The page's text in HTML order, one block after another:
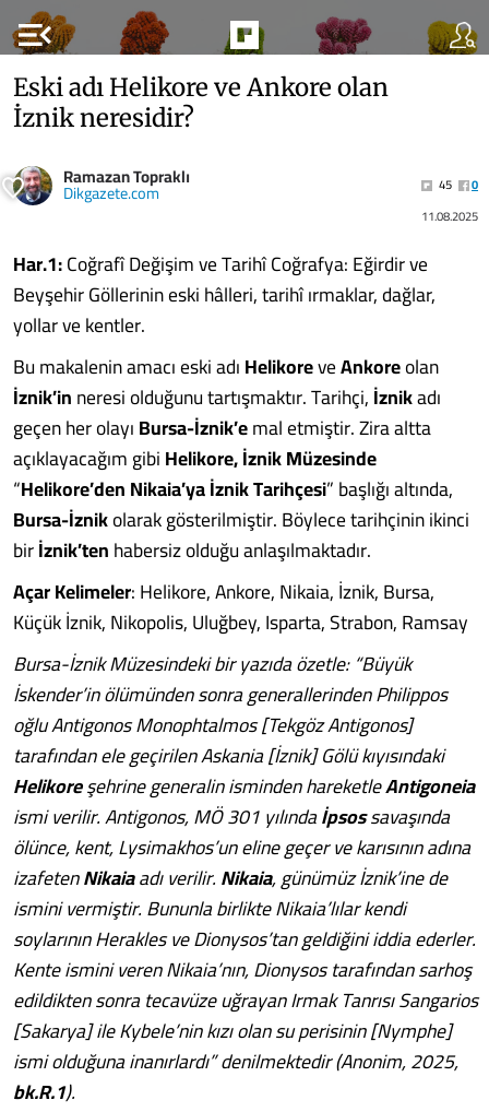
menu_open
Eski adı Helikore ve Ankore olan
İznik neresidir?
Ramazan Topraklı
Dikgazete.com 45
0
11.08.2025
Har.1:Coğrafî Değişim ve Tarihî Coğrafya: Eğirdir ve
Beyşehir Göllerinin eski hâlleri, tarihî ırmaklar, dağlar,
yollar ve kentler.
Bu makalenin amacı eski adıHelikoreveAnkoreolan
İznik’inneresi olduğunu tartışmaktır. Tarihçi,İznikadı
geçen her olayıBursa-İznik’emal etmiştir. Zira altta
açıklayacağım gibiHelikore, İznik Müzesinde
“Helikore’den Nikaia’ya İznik Tarihçesi” başlığı altında,
Bursa-İznikolarak gösterilmiştir. Böylece tarihçinin ikinci
birİznik’tenhabersiz olduğu anlaşılmaktadır.
Açar Kelimeler: Helikore, Ankore, Nikaia, İznik, Bursa,
Küçük İznik, Nikopolis, Uluğbey, Isparta, Strabon, Ramsay
Bursa-İznik Müzesindeki bir yazıda özetle: “Büyük
İskender’in ölümünden sonra generallerinden Philippos
oğlu Antigonos Monophtalmos [Tekgöz Antigonos]
tarafından ele geçirilen Askania [İznik] Gölü kıyısındaki
Helikoreşehrine generalin isminden hareketleAntigoneia
ismi verilir. Antigonos, MÖ 301 yılındaİpsossavaşında
ölünce, kent, Lysimakhos’un eline geçer ve karısının adına
izafetenNikaiaadı verilir.Nikaia, günümüz İznik’ine de
ismini vermiştir. Bununla birlikte Nikaia’lılar kendi
soylarının Herakles ve Dionysos’tan geldiğini iddia ederler.
Kente ismini veren Nikaia’nın, Dionysos tarafından sarhoş
edildikten sonra tecavüze uğrayan Irmak Tanrısı Sangarios
[Sakarya] ile Kybele’nin kızı olan su perisinin [Nymphe]
ismi olduğuna inanırlardı” denilmektedir (Anonim, 2025,
bk.R.1).